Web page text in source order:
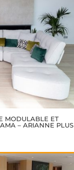
MODULABLE ET
– ARIANNE PLUS